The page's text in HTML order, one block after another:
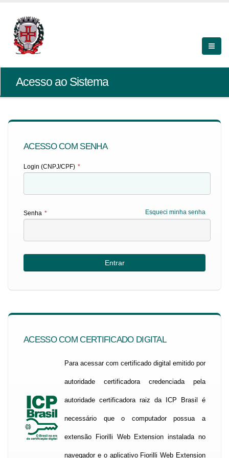
Acesso ao Sistema
ACESSO COM SENHA
Login (CNPJ/CPF) *
Esqueci minha senha
Senha *
ACESSO COM CERTIFICADO DIGITAL
Para acessar com certificado digital emitido por
autoridade certificadora credenciada pela
autoridade certificadora raiz da ICP Brasil é
necessário que o computador possua a
extensão Fiorilli Web Extension instalada no
navegador e o aplicativo Fiorilli Web Extension